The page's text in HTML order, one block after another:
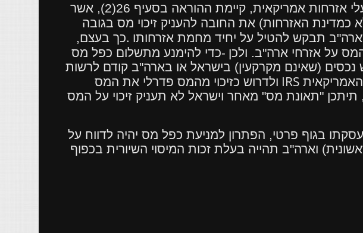
כדי למנוע תשלום כפל מס ופגיעה בתושבי ישראל בעלי אזרחות אמריקאית, קיימת ההוראה בסעיף 26(2), אשר
האזרחות) את החובה להעניק זיכוי מס בגובה
תבקש להטיל על יחיד מחמת אזרחותו .כך בעצם,
על אזרחי ארה"ב. ולכן -כדי להימנע מתשלום כפל מס
נכסים (שאינם מקרקעין) בישראל או בארה"ב קודם לרשות
IRS ולדרוש כזיכוי מהמס פדרלי את המס
"תאונת מס" מאחר וישראל לא תעניק זיכוי על המס
בגוף פרטי, הפתרון למניעת כפל מס יהיה לדווח על
וארה"ב תהייה בעלת זכות המיסוי השיורית בכפוף